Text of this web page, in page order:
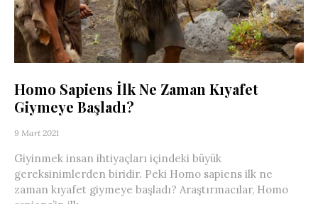
Homo Sapiens İlk Ne Zaman Kıyafet
Giymeye Başladı?
9 Mart 2021
Giyinmek insan ihtiyaçları içindeki büyük
gereksinimlerden biridir. Peki Homo sapiens ilk ne
zaman kıyafet giymeye başladı? Araştırmacılar, Homo